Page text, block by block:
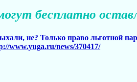
бесплатно
не? Только право льготной
www.yuga.ru/news/370417/